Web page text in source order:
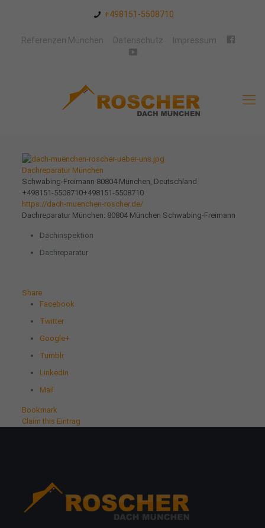
+498151-5508710
Referenzen München Datenschutz Impressum
Dachreparatur München
Schwabing-Freimann 80804 München, Deutschland
+498151-5508710+498151-5508710
https://dach-muenchen-roscher.de/
Dachreparatur München: 80804 München Schwabing-Freimann
Dachinspektion
Dachreparatur
Share
Facebook
Twitter
Google+
Tumblr
LinkedIn
Mail
Bookmark
Claim this Eintrag